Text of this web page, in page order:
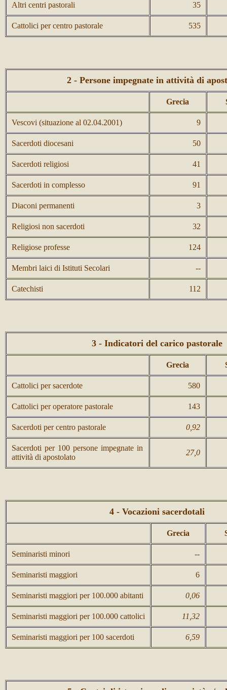
Altri centri pastorali 35
Cattolici per centro pastorale 535
2 - Persone impegnate in attività di
Grecia
Vescovi (situazione al 02.04.2001) 9
Sacerdoti diocesani 50
Sacerdoti religiosi 41
Sacerdoti in complesso 91
Diaconi permanenti 3
Religiosi non sacerdoti 32
Religiose professe 124
Membri laici di Istituti Secolari --
Catechisti 112
3 - Indicatori del carico pastorale
Grecia
Cattolici per sacerdote 580
Cattolici per operatore pastorale 143
Sacerdoti per centro pastorale 0,92
Sacerdoti per 100 persone impegnate in
attività di apostolato
27,0
4 - Vocazioni sacerdotali
Grecia
Seminaristi minori --
Seminaristi maggiori 6
Seminaristi maggiori per 100.000 abitanti 0,06
Seminaristi maggiori per 100.000 cattolici 11,32
Seminaristi maggiori per 100 sacerdoti 6,59